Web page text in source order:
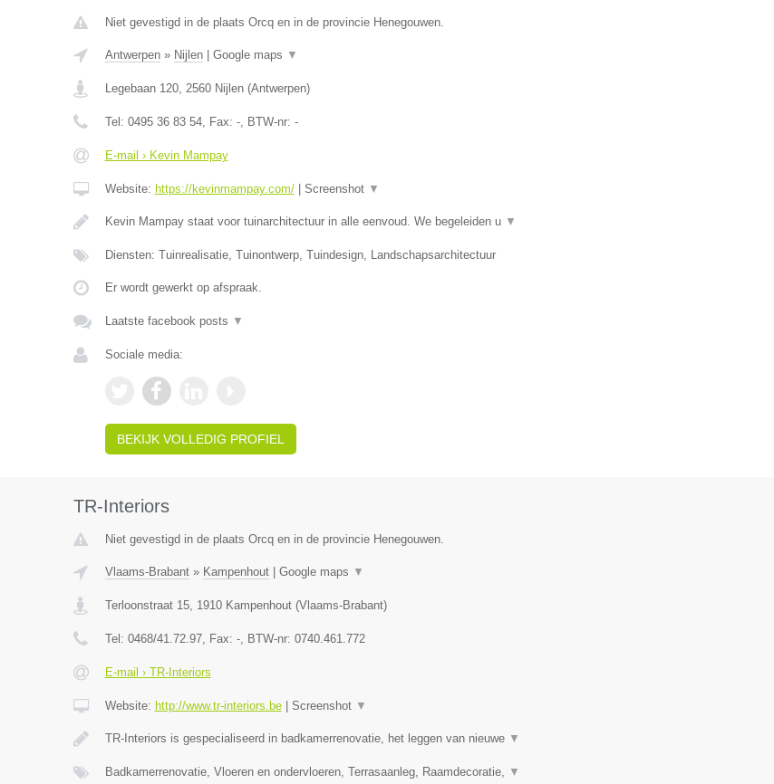
Niet gevestigd in de plaats Orcq en in de provincie Henegouwen.
Antwerpen» Nijlen| Google maps ▼
Legebaan 120, 2560 Nijlen(Antwerpen)
Tel: 0495 36 83 54, Fax: -, BTW-nr: -
E-mail › Kevin Mampay
Website: https://kevinmampay.com/| Screenshot ▼
Kevin Mampay staat voor tuinarchitectuur in alle eenvoud. We begeleiden u ▼
Diensten: Tuinrealisatie, Tuinontwerp, Tuindesign, Landschapsarchitectuur
Er wordt gewerkt op afspraak.
Laatste facebook posts ▼
Sociale media:
BEKIJK VOLLEDIG PROFIEL
TR-Interiors
Niet gevestigd in de plaats Orcq en in de provincie Henegouwen.
Vlaams-Brabant» Kampenhout| Google maps ▼
Terloonstraat 15, 1910 Kampenhout(Vlaams-Brabant)
Tel: 0468/41.72.97, Fax: -, BTW-nr: 0740.461.772
E-mail › TR-Interiors
Website: http://www.tr-interiors.be| Screenshot ▼
TR-Interiors is gespecialiseerd in badkamerrenovatie, het leggen van nieuwe ▼
Badkamerrenovatie, Vloeren en ondervloeren, Terrasaanleg, Raamdecoratie, ▼